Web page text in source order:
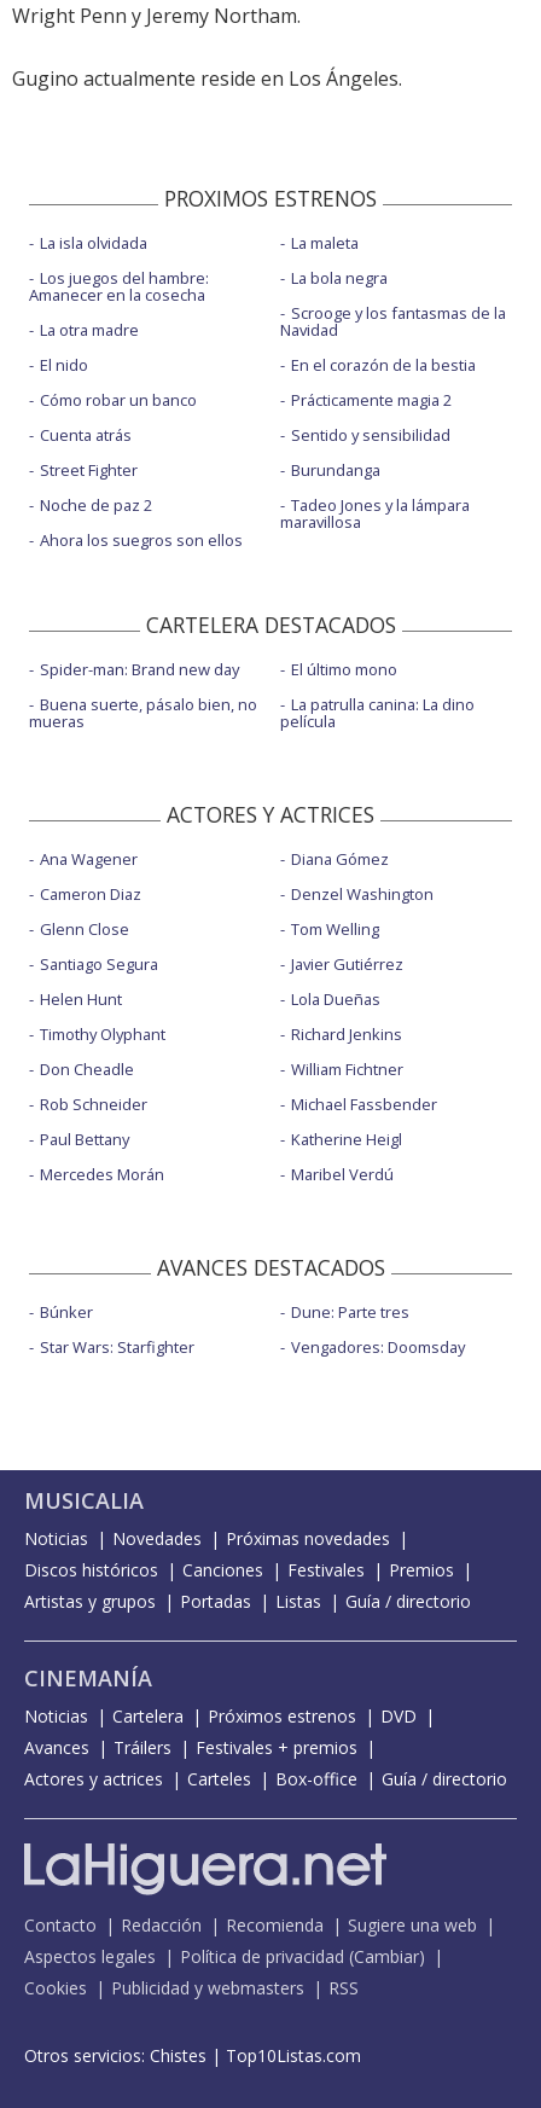
Wright Penn y Jeremy Northam.
Gugino actualmente reside en Los Ángeles.
PROXIMOS ESTRENOS
La isla olvidada
Los juegos del hambre:
Amanecer en la cosecha
La otra madre
El nido
Cómo robar un banco
Cuenta atrás
Street Fighter
Noche de paz 2
Ahora los suegros son ellos
La maleta
La bola negra
Scrooge y los fantasmas de la
Navidad
En el corazón de la bestia
Prácticamente magia 2
Sentido y sensibilidad
Burundanga
Tadeo Jones y la lámpara
maravillosa
CARTELERA DESTACADOS
Spider-man: Brand new day
Buena suerte, pásalo bien, no
mueras
El último mono
La patrulla canina: La dino
película
ACTORES Y ACTRICES
Ana Wagener
Cameron Diaz
Glenn Close
Santiago Segura
Helen Hunt
Timothy Olyphant
Don Cheadle
Rob Schneider
Paul Bettany
Mercedes Morán
Diana Gómez
Denzel Washington
Tom Welling
Javier Gutiérrez
Lola Dueñas
Richard Jenkins
William Fichtner
Michael Fassbender
Katherine Heigl
Maribel Verdú
AVANCES DESTACADOS
Búnker
Star Wars: Starfighter
Dune: Parte tres
Vengadores: Doomsday
MUSICALIA
Noticias Novedades
Próximas novedades
Discos históricos
Canciones Festivales
Premios
Artistas y grupos
Portadas Listas Guía / directorio
CINEMANÍA
Noticias Cartelera Próximos estrenos
DVD
Avances
Tráilers
Festivales + premios
Actores y actrices
Carteles Box-office Guía / directorio
Contacto Redacción Recomienda
Sugiere una web
Aspectos legales
Política de privacidad (Cambiar)
Cookies
Publicidad y webmasters RSS
Otros servicios: Chistes | Top10Listas.com